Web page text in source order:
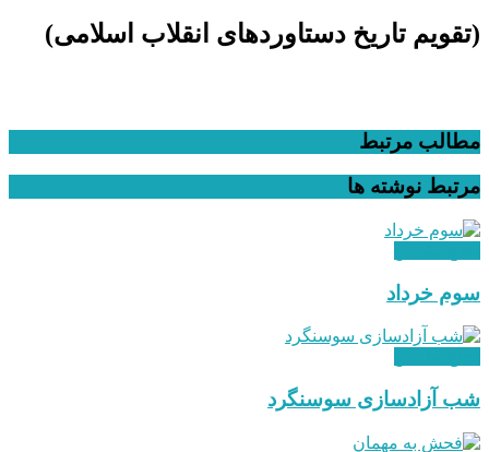
(تقویم تاریخ دستاوردهای انقلاب اسلامی​)
مطالب مرتبط
مرتبط نوشته ها
سوم خرداد
شب آزادسازی سوسنگرد